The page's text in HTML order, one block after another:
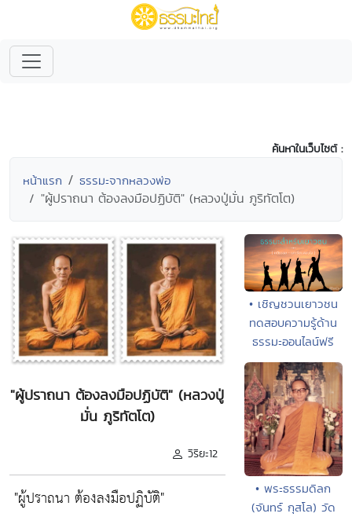
ค้นหาในเว็บไซต์ :
หน้าแรก ธรรมะจากหลวงพ่อ
"ผู้ปราถนา ต้องลงมือปฏิบัติ" (หลวงปู่มั่น ภูริทัตโต)
"ผู้ปราถนา ต้องลงมือปฏิบัติ" (หลวงปู่
มั่น ภูริทัตโต)
วิริยะ12
"ผู้ปราถนา ต้องลงมือปฏิบัติ"
• เชิญชวนเยาวชน
ทดสอบความรู้ด้าน
ธรรมะออนไลน์ฟรี
• พระธรรมดิลก
(จันทร์ กุสโล) วัด